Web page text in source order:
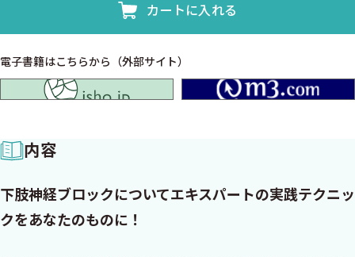
カートに入れる
電子書籍はこちらから（外部サイト）
内容
下肢神経ブロックについてエキスパートの実践テクニッ
クをあなたのものに！